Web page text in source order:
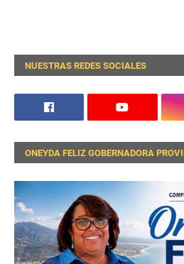
NUESTRAS REDES SOCIALES
ONEYDA FELIZ GOBERNADORA